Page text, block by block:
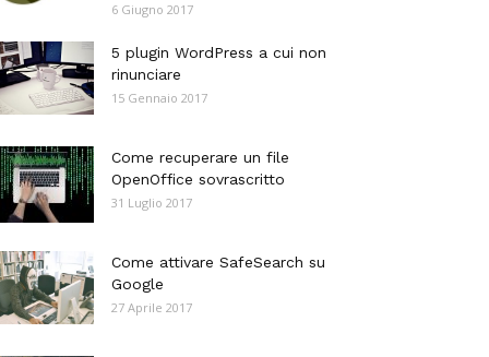
6 Giugno 2017
5 plugin WordPress a cui non
rinunciare
15 Gennaio 2017
Come recuperare un file
OpenOffice sovrascritto
31 Luglio 2017
Come attivare SafeSearch su
Google
27 Aprile 2017